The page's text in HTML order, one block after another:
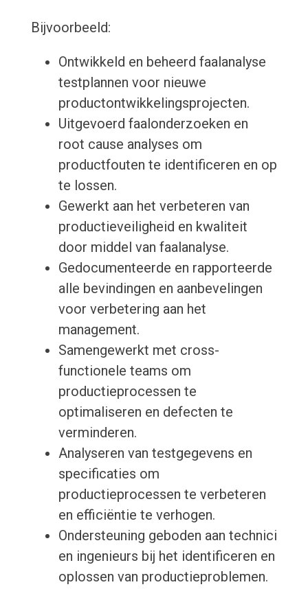
Bijvoorbeeld:
Ontwikkeld en beheerd faalanalyse
testplannen voor nieuwe
productontwikkelingsprojecten.
Uitgevoerd faalonderzoeken en
root cause analyses om
productfouten te identificeren en op
te lossen.
Gewerkt aan het verbeteren van
productieveiligheid en kwaliteit
door middel van faalanalyse.
Gedocumenteerde en rapporteerde
alle bevindingen en aanbevelingen
voor verbetering aan het
management.
Samengewerkt met cross-
functionele teams om
productieprocessen te
optimaliseren en defecten te
verminderen.
Analyseren van testgegevens en
specificaties om
productieprocessen te verbeteren
en efficiëntie te verhogen.
Ondersteuning geboden aan technici
en ingenieurs bij het identificeren en
oplossen van productieproblemen.